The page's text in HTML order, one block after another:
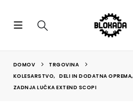
DOMOV
TRGOVINA
KOLESARSTVO, DELI IN DODATNA OPREMA,
ZADNJA LUČKA EXTEND SCOPI